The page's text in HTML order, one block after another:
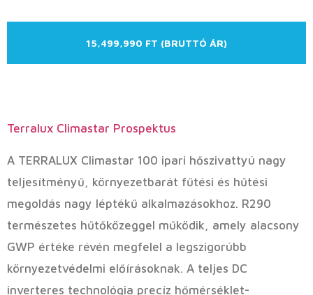
15,499,990 FT (BRUTTÓ ÁR)
Terralux Climastar Prospektus
A TERRALUX Climastar 100 ipari hőszivattyú nagy
teljesítményű, környezetbarát fűtési és hűtési
megoldás nagy léptékű alkalmazásokhoz. R290
természetes hűtőközeggel működik, amely alacsony
GWP értéke révén megfelel a legszigorúbb
környezetvédelmi előírásoknak. A teljes DC
inverteres technológia precíz hőmérséklet-